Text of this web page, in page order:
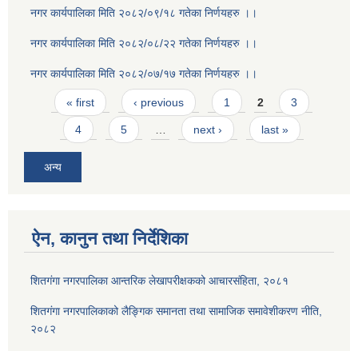
नगर कार्यपालिका मिति २०८२/०९/१८ गतेका निर्णयहरु ।।
नगर कार्यपालिका मिति २०८२/०८/२२ गतेका निर्णयहरु ।।
नगर कार्यपालिका मिति २०८२/०७/१७ गतेका निर्णयहरु ।।
Pages
« first ‹ previous 1 2 3
4 5 … next › last »
अन्य
ऐन, कानुन तथा निर्देशिका
शितगंगा नगरपालिका आन्तरिक लेखापरीक्षकको आचारसंहिता, २०८१
शितगंगा नगरपालिकाको लैङ्गिक समानता तथा सामाजिक समावेशीकरण नीति,
२०८२